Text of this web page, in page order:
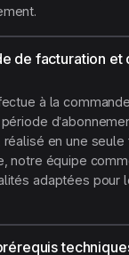
de facturation et
à la
en une seule
notre équipe
adaptées pour